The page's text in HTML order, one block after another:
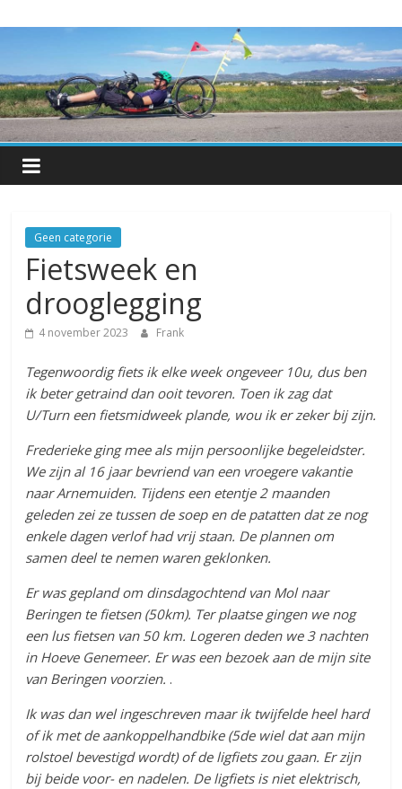
toHetkan.be
leven
met
een
progressieve
spierziekte
Geen categorie
Fietsweek en
drooglegging
4 november 2023 Frank
Tegenwoordig fiets ik elke week ongeveer 10u, dus ben
ik beter getraind dan ooit tevoren. Toen ik zag dat
U/Turn een fietsmidweek plande, wou ik er zeker bij zijn.
Frederieke ging mee als mijn persoonlijke begeleidster.
We zijn al 16 jaar bevriend van een vroegere vakantie
naar Arnemuiden. Tijdens een etentje 2 maanden
geleden zei ze tussen de soep en de patatten dat ze nog
enkele dagen verlof had vrij staan. De plannen om
samen deel te nemen waren geklonken.
Er was gepland om dinsdagochtend van Mol naar
Beringen te fietsen (50km). Ter plaatse gingen we nog
een lus fietsen van 50 km. Logeren deden we 3 nachten
in Hoeve Genemeer. Er was een bezoek aan de mijn site
van Beringen voorzien. .
Ik was dan wel ingeschreven maar ik twijfelde heel hard
of ik met de aankoppelhandbike (5de wiel dat aan mijn
rolstoel bevestigd wordt) of de ligfiets zou gaan. Er zijn
bij beide voor- en nadelen. De ligfiets is niet elektrisch,